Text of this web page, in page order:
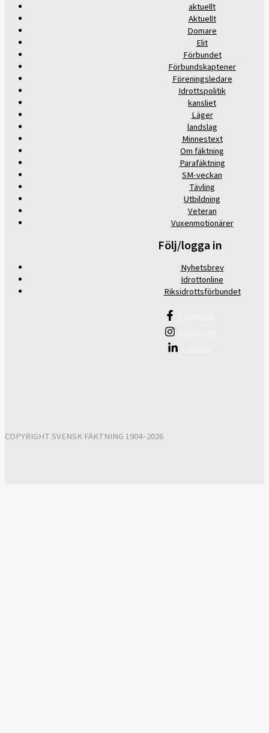
aktuellt
Aktuellt
Domare
Elit
Förbundet
Förbundskaptener
Föreningsledare
Idrottspolitik
kansliet
Läger
landslag
Minnestext
Om fäktning
Parafäktning
SM-veckan
Tävling
Utbildning
Veteran
Vuxenmotionärer
Följ/logga in
Nyhetsbrev
Idrottonline
Riksidrottsförbundet
COPYRIGHT SVENSK FÄKTNING 1904–2026